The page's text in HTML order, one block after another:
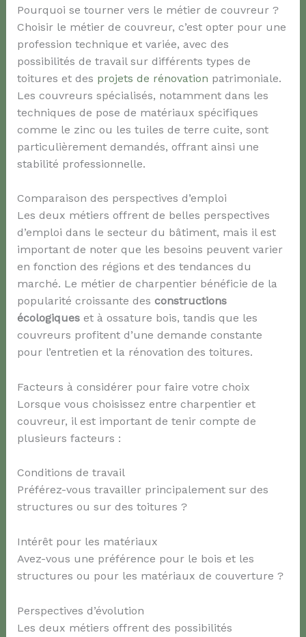
Pourquoi se tourner vers le métier de couvreur ?
Choisir le métier de couvreur, c’est opter pour une
profession technique et variée, avec des
possibilités de travail sur différents types de
toitures et des projets de rénovation patrimoniale.
Les couvreurs spécialisés, notamment dans les
techniques de pose de matériaux spécifiques
comme le zinc ou les tuiles de terre cuite, sont
particulièrement demandés, offrant ainsi une
stabilité professionnelle.
Comparaison des perspectives d’emploi
Les deux métiers offrent de belles perspectives
d’emploi dans le secteur du bâtiment, mais il est
important de noter que les besoins peuvent varier
en fonction des régions et des tendances du
marché. Le métier de charpentier bénéficie de la
popularité croissante des constructions
écologiqueset à ossature bois, tandis que les
couvreurs profitent d’une demande constante
pour l’entretien et la rénovation des toitures.
Facteurs à considérer pour faire votre choix
Lorsque vous choisissez entre charpentier et
couvreur, il est important de tenir compte de
plusieurs facteurs :
Conditions de travail
Préférez-vous travailler principalement sur des
structures ou sur des toitures ?
Intérêt pour les matériaux
Avez-vous une préférence pour le bois et les
structures ou pour les matériaux de couverture ?
Perspectives d’évolution
Les deux métiers offrent des possibilités